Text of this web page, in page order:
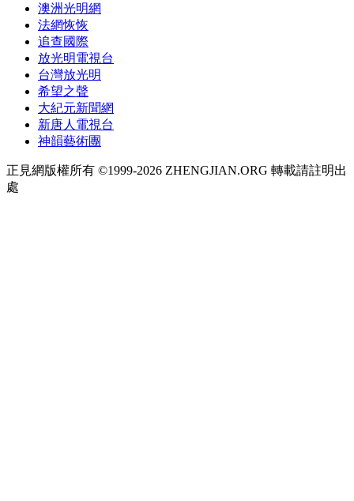
澳洲光明網
法網恢恢
追查國際
放光明電視台
台灣放光明
希望之聲
大紀元新聞網
新唐人電視台
神韻藝術團
正見網版權所有 ©1999-2026 ZHENGJIAN.ORG 轉載請註明出
處